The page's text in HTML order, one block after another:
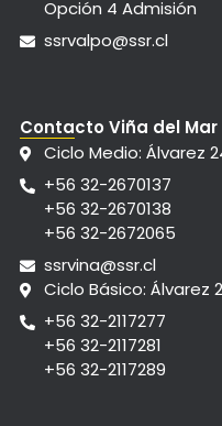
Opción 4 Admisión
ssrvalpo@ssr.cl
Contacto Viña del Mar
Ciclo Medio: Álvarez
+56 32-2670137
+56 32-2670138
+56 32-2672065
ssrvina@ssr.cl
Ciclo Básico: Álvarez
+56 32-2117277
+56 32-2117281
+56 32-2117289